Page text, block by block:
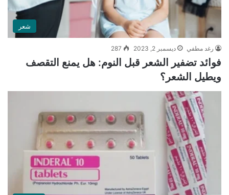
شعر
رغد مطفي ديسمبر 2, 2023 287
فوائد تضفير الشعر قبل النوم: هل يمنع التقصف
ويطيل الشعر؟